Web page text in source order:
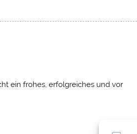
ein frohes, erfolgreiches und vor